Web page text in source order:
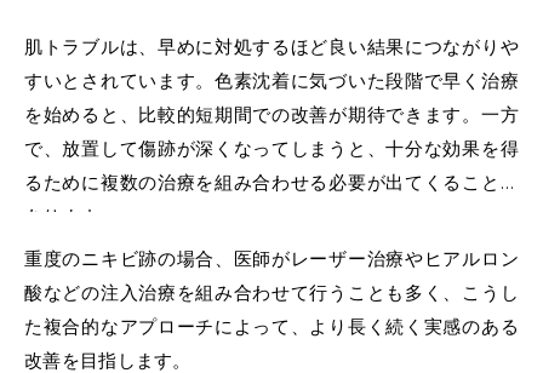
肌トラブルは、早めに対処するほど良い結果につながりや
すいとされています。色素沈着に気づいた段階で早く治療
を始めると、比較的短期間での改善が期待できます。一方
で、放置して傷跡が深くなってしまうと、十分な効果を得
るために複数の治療を組み合わせる必要が出てくることが
あります。
重度のニキビ跡の場合、医師がレーザー治療やヒアルロン
酸などの注入治療を組み合わせて行うことも多く、こうし
た複合的なアプローチによって、より長く続く実感のある
改善を目指します。